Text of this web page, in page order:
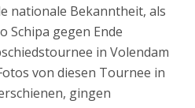
nationale Bekanntheit, als
Schipa gegen Ende
in Volendam
von diesen Tournee in
gingen